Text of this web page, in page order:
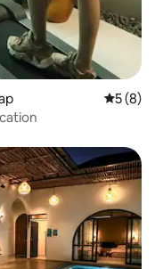
5 (8)